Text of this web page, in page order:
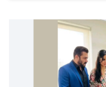
امله
لغوه
شو؟